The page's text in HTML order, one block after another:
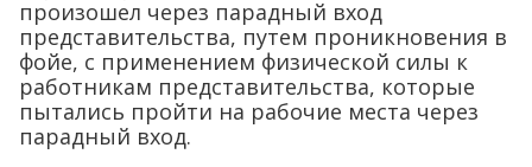
произошел через парадный вход
представительства, путем проникновения в
фойе, с применением физической силы к
работникам представительства, которые
пытались пройти на рабочие места через
парадный вход.